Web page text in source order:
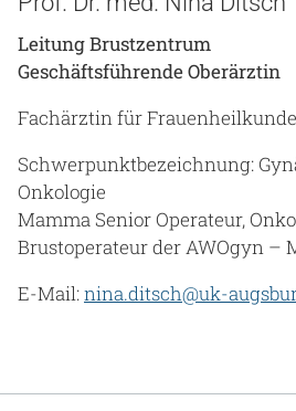
Leitung Brustzentrum
Geschäftsführende Oberärztin
Fachärztin für
Schwerpunktbezeichnung:
Onkologie
Mamma Senior Operateur,
Brustoperateur der AWOgyn –
E-Mail:nina.ditsch@uk-